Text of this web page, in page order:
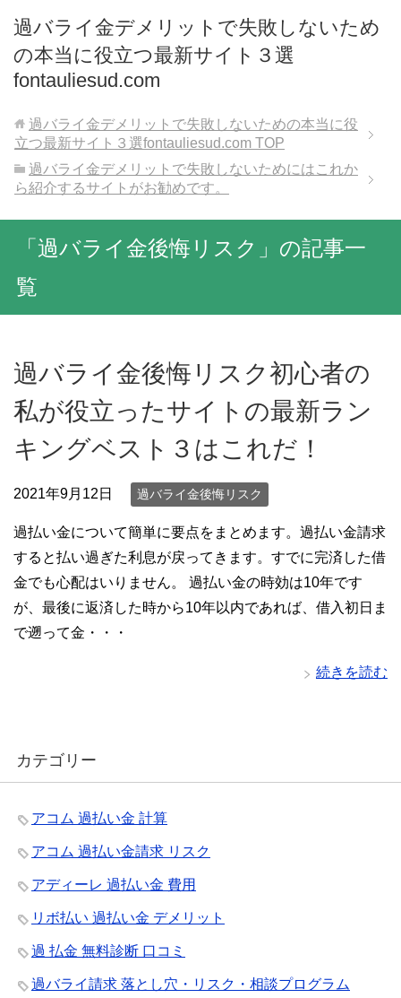
過バライ金デメリットで失敗しないため
の本当に役立つ最新サイト３選
fontauliesud.com
過バライ金デメリットで失敗しないための本当に役
立つ最新サイト３選fontauliesud.com TOP
過バライ金デメリットで失敗しないためにはこれか
ら紹介するサイトがお勧めです。
「過バライ金後悔リスク」の記事一
覧
過バライ金後悔リスク初心者の
私が役立ったサイトの最新ラン
キングベスト３はこれだ！
2021年9月12日 過バライ金後悔リスク
過払い金について簡単に要点をまとめます。過払い金請求
すると払い過ぎた利息が戻ってきます。すでに完済した借
金でも心配はいりません。 過払い金の時効は10年です
が、最後に返済した時から10年以内であれば、借入初日ま
で遡って金・・・
続きを読む
カテゴリー
アコム 過払い金 計算
アコム 過払い金請求 リスク
アディーレ 過払い金 費用
リボ払い 過払い金 デメリット
過 払金 無料診断 口コミ
過バライ請求 落とし穴・リスク・相談プログラム